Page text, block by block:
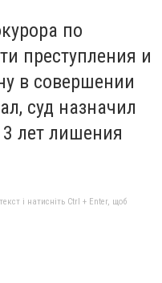
по
преступления и
в совершении
суд назначил
лет лишения
і натисніть Ctrl + Enter, щоб